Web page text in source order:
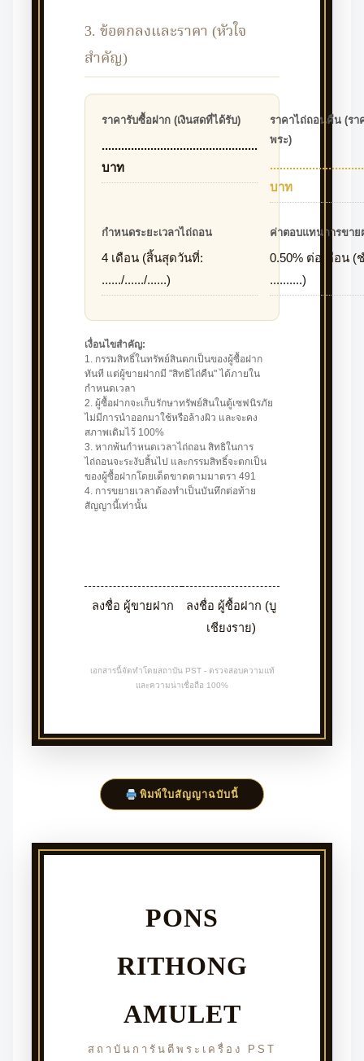
3. ข้อตกลงและราคา (หัวใจ
สำคัญ)
ราคารับซื้อฝาก (เงินสดที่ได้รับ)
................................................
บาท
ราคาไถ่ถอนคืน (รา
พระ)
บาท
กำหนดระยะเวลาไถ่ถอน
4 เดือน (สิ้นสุดวันที่:
....../....../......)
ค่าตอบแทนการขาย
0.50% ต่อเดือน (
..........)
เงื่อนไขสำคัญ:
1. กรรมสิทธิ์ในทรัพย์สินตกเป็นของผู้ซื้อฝาก
ทันที แต่ผู้ขายฝากมี "สิทธิไถ่คืน" ได้ภายใน
กำหนดเวลา
2. ผู้ซื้อฝากจะเก็บรักษาทรัพย์สินในตู้เซฟนิรภัย
ไม่มีการนำออกมาใช้หรือล้างผิว และจะคง
สภาพเดิมไว้ 100%
3. หากพ้นกำหนดเวลาไถ่ถอน สิทธิในการ
ไถ่ถอนจะระงับสิ้นไป และกรรมสิทธิ์จะตกเป็น
ของผู้ซื้อฝากโดยเด็ดขาดตามมาตรา 491
4. การขยายเวลาต้องทำเป็นบันทึกต่อท้าย
สัญญานี้เท่านั้น
ลงชื่อ ผู้ขายฝาก
ลงชื่อ ผู้ซื้อฝาก (บู
เชียงราย)
เอกสารนี้จัดทำโดยสถาบัน PST - ตรวจสอบความแท้
และความน่าเชื่อถือ 100%
พิมพ์ใบสัญญาฉบับนี้
PONS
RITHONG
AMULET
สถาบันการันตีพระเครื่อง PST